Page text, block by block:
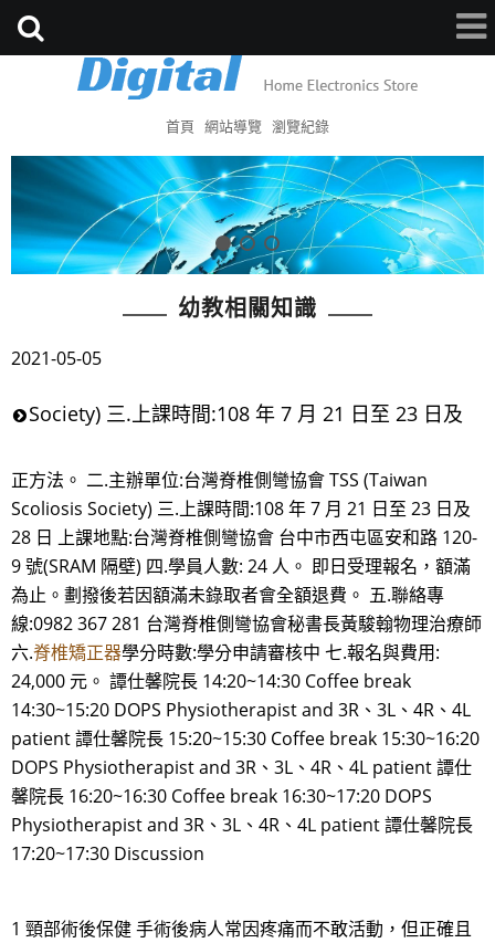
首頁 網站導覽 瀏覽紀錄
幼教相關知識
2021-05-05
Society) 三.上課時間:108 年 7 月 21 日至 23 日及
正方法。 二.主辦單位:台灣脊椎側彎協會 TSS (Taiwan
Scoliosis Society) 三.上課時間:108 年 7 月 21 日至 23 日及
28 日 上課地點:台灣脊椎側彎協會 台中市西屯區安和路 120-
9 號(SRAM 隔壁) 四.學員人數: 24 人。 即日受理報名，額滿
為止。劃撥後若因額滿未錄取者會全額退費。 五.聯絡專
線:0982 367 281 台灣脊椎側彎協會秘書長黃駿翰物理治療師
六.脊椎矯正器學分時數:學分申請審核中 七.報名與費用:
24,000 元。 譚仕馨院長 14:20~14:30 Coffee break
14:30~15:20 DOPS Physiotherapist and 3R、3L、4R、4L
patient 譚仕馨院長 15:20~15:30 Coffee break 15:30~16:20
DOPS Physiotherapist and 3R、3L、4R、4L patient 譚仕
馨院長 16:20~16:30 Coffee break 16:30~17:20 DOPS
Physiotherapist and 3R、3L、4R、4L patient 譚仕馨院長
17:20~17:30 Discussion
1 頸部術後保健 手術後病人常因疼痛而不敢活動，但正確且